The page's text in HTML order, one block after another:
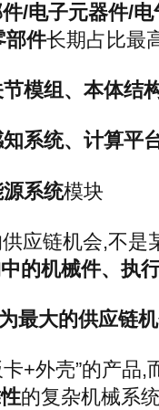
/电子元器件/
部件长期占比最
节模组、本体结
系统、计算平
系统模块
应链机会,不是
的机械件、执
最大的供应链
+外壳”的产品,
的复杂机械系